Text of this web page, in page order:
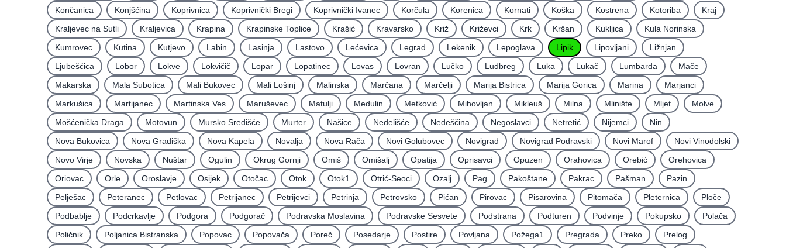
Končanica
Konjšćina Koprivnica Koprivnički Bregi Koprivnički Ivanec Korčula Korenica Kornati Koška Kostrena Kotoriba
Kraj
Kraljevec na Sutli
Kraljevica Krapina Krapinske Toplice Krašić Kravarsko Križ Križevci Krk Kršan Kukljica
Kula Norinska
Kumrovec
Kutina Kutjevo Labin Lasinja Lastovo Lećevica Legrad Lekenik Lepoglava Lipik Lipovljani
Ližnjan
Ljubešćica
Lobor Lokve Lokvičič Lopar Lopatinec Lovas Lovran Lučko Ludbreg Luka Lukač Lumbarda
Mače
Makarska
Mala Subotica Mali Bukovec Mali Lošinj Malinska Marčana Marčelji Marija Bistrica Marija Gorica Marina
Marjanci
Markušica
Martijanec Martinska Ves Maruševec Matulji Medulin Metković Mihovljan Mikleuš Milna Mlinište Mljet
Molve
Mošćenička Draga
Motovun Mursko Središće Murter Našice Nedelišće Nedeščina Negoslavci Netretić Nijemci
Nin
Nova Bukovica
Nova Gradiška Nova Kapela Novalja Nova Rača Novi Golubovec Novigrad Novigrad Podravski Novi Marof
Novi Vinodolski
Novo Virje
Novska Nuštar Ogulin Okrug Gornji Omiš Omišalj Opatija Oprisavci Opuzen Orahovica Orebić
Orehovica
Oriovac
Orle Oroslavje Osijek Otočac Otok Otok1 Otrić-Seoci Ozalj Pag Pakoštane Pakrac Pašman
Pazin
Pelješac
Peteranec Petlovac Petrijanec Petrijevci Petrinja Petrovsko Pićan Pirovac Pisarovina Pitomača Pleternica
Ploče
Podbablje
Podcrkavlje Podgora Podgorač Podravska Moslavina Podravske Sesvete Podstrana Podturen Podvinje Pokupsko
Polača
Poličnik
Poljanica Bistranska Popovac Popovača Poreč Posedarje Postire Povljana Požega1 Pregrada Preko
Prelog